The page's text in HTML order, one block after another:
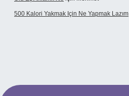
500 Kalori Yakmak Için Ne Yapmak Lazım
giriş adresi